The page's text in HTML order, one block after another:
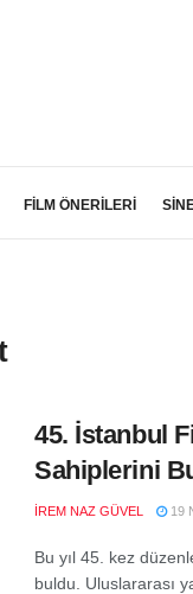
FİLM ÖNERİLERİ
45. İstanbul
Sahiplerini
İREM NAZ GÜVEL 19
Bu yıl 45. kez
buldu. Uluslararası